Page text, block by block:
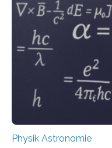
Physik Astronomie